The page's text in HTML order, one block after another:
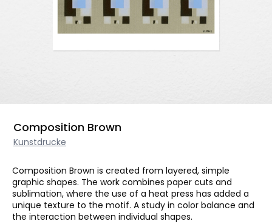
Composition Brown
Kunstdrucke
Composition Brown is created from layered, simple
graphic shapes. The work combines paper cuts and
sublimation, where the use of a heat press has added a
unique texture to the motif. A study in color balance and
the interaction between individual shapes.